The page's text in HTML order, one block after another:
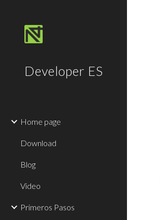
Developer ES
Home page
Download
Blog
Video
Primeros Pasos